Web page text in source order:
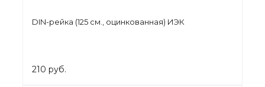
DIN-рейка (125 см., оцинкованная) ИЭК
210 руб.